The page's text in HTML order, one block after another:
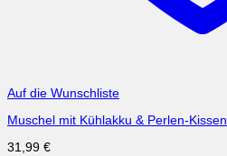
Auf die Wunschliste
Muschel mit Kühlakku & Perlen-Kissen
31,99 €